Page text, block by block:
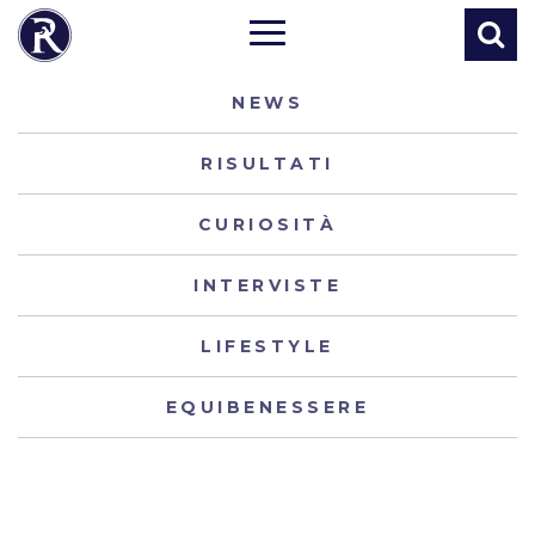
NEWS
RISULTATI
CURIOSITÀ
INTERVISTE
LIFESTYLE
EQUIBENESSERE